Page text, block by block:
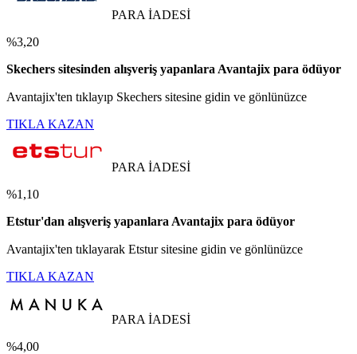
PARA İADESİ
%3,20
Skechers sitesinden alışveriş yapanlara Avantajix para ödüyor
Avantajix'ten tıklayıp Skechers sitesine gidin ve gönlünüzce
TIKLA KAZAN
PARA İADESİ
%1,10
Etstur'dan alışveriş yapanlara Avantajix para ödüyor
Avantajix'ten tıklayarak Etstur sitesine gidin ve gönlünüzce
TIKLA KAZAN
PARA İADESİ
%4,00